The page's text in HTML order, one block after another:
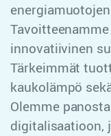
innovatiivinen
Tärkeimmät
kaukolämpö
Olemme
digitalisaatioon,